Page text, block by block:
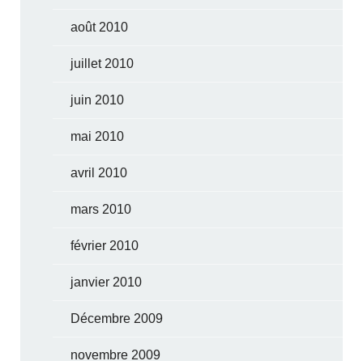
août 2010
juillet 2010
juin 2010
mai 2010
avril 2010
mars 2010
février 2010
janvier 2010
Décembre 2009
novembre 2009